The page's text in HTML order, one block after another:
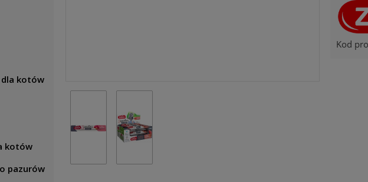
dla kotów
kotów
pazurów
Kod